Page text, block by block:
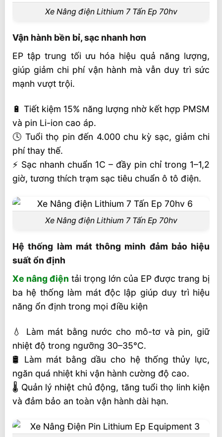
Xe Nâng điện Lithium 7 Tấn Ep 70hv
Vận hành bền bỉ, sạc nhanh hơn
EP tập trung tối ưu hóa hiệu quả năng lượng,
giúp giảm chi phí vận hành mà vẫn duy trì sức
mạnh vượt trội.
🔋 Tiết kiệm 15% năng lượng nhờ kết hợp PMSM
và pin Li-ion cao áp.
🕓 Tuổi thọ pin đến 4.000 chu kỳ sạc, giảm chi
phí thay thế.
⚡ Sạc nhanh chuẩn 1C – đầy pin chỉ trong 1–1,2
giờ, tương thích trạm sạc tiêu chuẩn ô tô điện.
Xe Nâng điện Lithium 7 Tấn Ep 70hv
Hệ thống làm mát thông minh đảm bảo hiệu
suất ổn định
Xe nâng điện tải trọng lớn của EP được trang bị
ba hệ thống làm mát độc lập giúp duy trì hiệu
năng ổn định trong mọi điều kiện
💧 Làm mát bằng nước cho mô-tơ và pin, giữ
nhiệt độ trong ngưỡng 30–35°C.
🛢 Làm mát bằng dầu cho hệ thống thủy lực,
ngăn quá nhiệt khi vận hành cường độ cao.
🌡 Quản lý nhiệt chủ động, tăng tuổi thọ linh kiện
và đảm bảo an toàn vận hành dài hạn.